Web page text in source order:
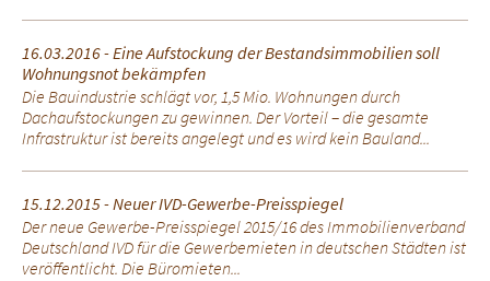
16.03.2016 - Eine Aufstockung der Bestandsimmobilien soll
Wohnungsnot bekämpfen
Die Bauindustrie schlägt vor, 1,5 Mio. Wohnungen durch
Dachaufstockungen zu gewinnen. Der Vorteil – die gesamte
Infrastruktur ist bereits angelegt und es wird kein Bauland...
15.12.2015 - Neuer IVD-Gewerbe-Preisspiegel
Der neue Gewerbe-Preisspiegel 2015/16 des Immobilienverband
Deutschland IVD für die Gewerbemieten in deutschen Städten ist
veröffentlicht. Die Büromieten...